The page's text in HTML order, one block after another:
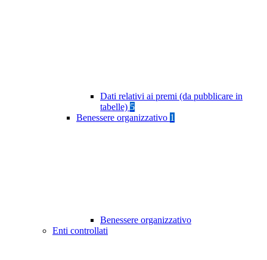
Dati relativi ai premi (da pubblicare in
tabelle) 5
Benessere organizzativo 1
Benessere organizzativo
Enti controllati